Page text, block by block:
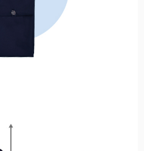
用の日傘。入学などのギフトにも。
カットウェア
をご覧頂けます。
サングラス